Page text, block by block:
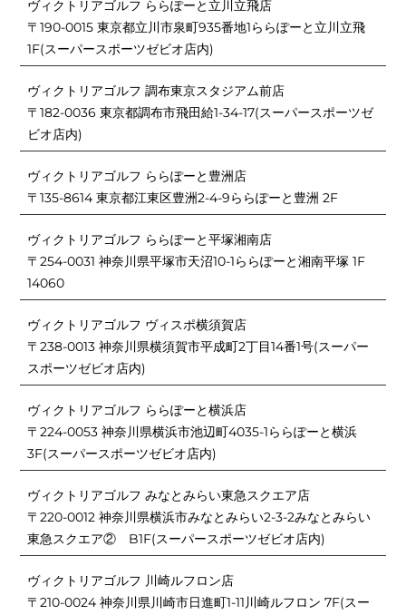
ヴィクトリアゴルフ ららぽーと立川立飛店
〒190-0015 東京都立川市泉町935番地1ららぽーと立川立飛
1F(スーパースポーツゼビオ店内)
ヴィクトリアゴルフ 調布東京スタジアム前店
〒182-0036 東京都調布市飛田給1-34-17(スーパースポーツゼ
ビオ店内)
ヴィクトリアゴルフ ららぽーと豊洲店
〒135-8614 東京都江東区豊洲2-4-9ららぽーと豊洲 2F
ヴィクトリアゴルフ ららぽーと平塚湘南店
〒254-0031 神奈川県平塚市天沼10-1ららぽーと湘南平塚 1F
14060
ヴィクトリアゴルフ ヴィスポ横須賀店
〒238-0013 神奈川県横須賀市平成町2丁目14番1号(スーパー
スポーツゼビオ店内)
ヴィクトリアゴルフ ららぽーと横浜店
〒224-0053 神奈川県横浜市池辺町4035-1ららぽーと横浜
3F(スーパースポーツゼビオ店内)
ヴィクトリアゴルフ みなとみらい東急スクエア店
〒220-0012 神奈川県横浜市みなとみらい2-3-2みなとみらい
東急スクエア② B1F(スーパースポーツゼビオ店内)
ヴィクトリアゴルフ 川崎ルフロン店
〒210-0024 神奈川県川崎市日進町1-11川崎ルフロン 7F(スー